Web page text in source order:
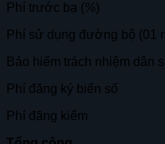
Phí trước bạ (%)
Phí sử dụng đường bộ (01
Bảo hiểm trách nhiệm dân
Phí đăng ký biển số
Phí đăng kiểm